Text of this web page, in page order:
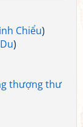
Chiểu)
)
thượng thư